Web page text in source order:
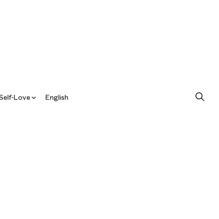
Love English